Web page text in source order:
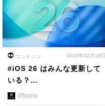
コンテンツ 2026年02月16日
#iOS 26 はみんな更新して
いる？…
iPhone